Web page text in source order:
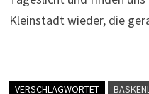
Kleinstadt wieder, die
VERSCHLAGWORTET